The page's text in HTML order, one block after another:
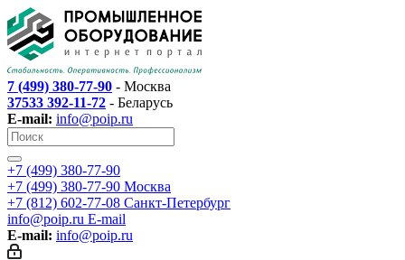
7 (499) 380-77-90 - Москва
37533 392-11-72 - Беларусь
E-mail: info@poip.ru
+7 (499) 380-77-90
+7 (499) 380-77-90 Москва
+7 (812) 602-77-08 Санкт-Петербург
info@poip.ru E-mail
E-mail: info@poip.ru